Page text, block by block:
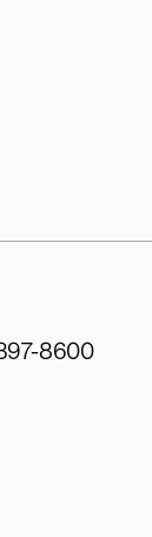
8600